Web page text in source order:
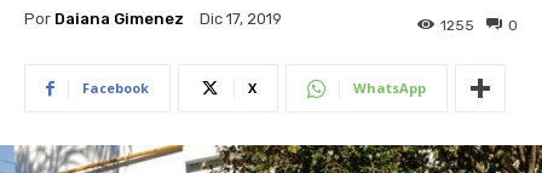
Por Daiana Gimenez Dic 17, 2019 0
1255
Facebook X WhatsApp